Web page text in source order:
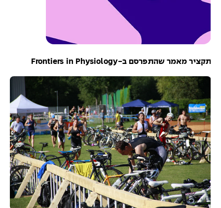
תקציר מאמר שהתפרסם ב-Frontiers in Physiology